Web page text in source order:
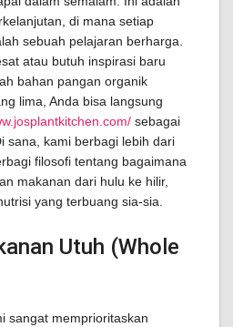
di mana setiap
sebuah pelajaran berharga.
atau butuh inspirasi baru
bahan pangan organik
lima, Anda bisa langsung
sebagai
sana, kami berbagi lebih dari
filosofi tentang bagaimana
makanan dari hulu ke hilir,
yang terbuang sia-sia.
Utuh (Whole
sangat memprioritaskan